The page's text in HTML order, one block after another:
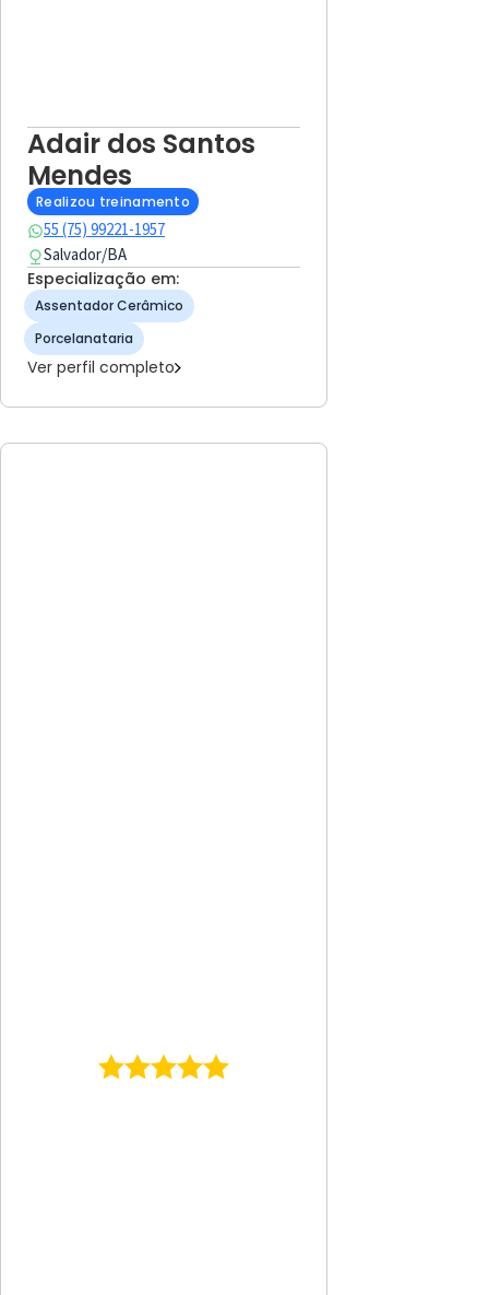
Adair dos Santos
Mendes
Realizou treinamento
55 (75) 99221-1957
Salvador/BA
Especialização em:
Assentador Cerâmico
Porcelanataria
Ver perfil completo